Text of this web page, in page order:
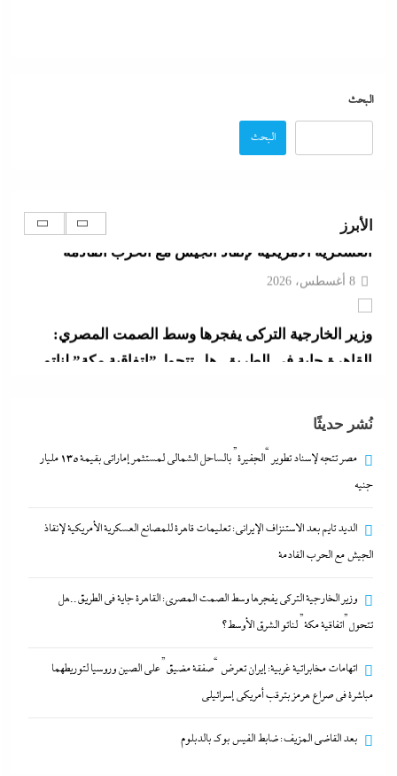
البحث
البحث
الأبرز
مصر تتجه لإسناد تطوير “الجفيرة” بالساحل الشمالي
لمستثمر إماراتي بقيمة 135 مليار جنيه
8 أغسطس، 2026
العسكرية الأمريكية لإنقاذ الجيش مع الحرب القادمة
وزير الخارجية التركى يفجرها وسط الصمت المصري:
القاهرة جاية في الطريق..هل تتحول”اتفاقية مكة” لناتو
اتهامات مخابراتية غربية: إيران تعرض “صفقة مضيق”
على الصين وروسيا لتوريطهما مباشرة في صراع هرمز
8 أغسطس، 2026
لمستثمر إماراتي بقيمة 135 مليار جنيه
الديد تايم بعد الاستنزاف الإيرانى: تعليمات قاهرة للمصانع
نُشر حديثًا
مصر تتجه لإسناد تطوير “الجفيرة” بالساحل الشمالي لمستثمر إماراتي بقيمة 135 مليار
جنيه
الديد تايم بعد الاستنزاف الإيرانى: تعليمات قاهرة للمصانع العسكرية الأمريكية لإنقاذ
الجيش مع الحرب القادمة
وزير الخارجية التركى يفجرها وسط الصمت المصري: القاهرة جاية في الطريق..هل
تتحول”اتفاقية مكة” لناتو الشرق الأوسط؟
اتهامات مخابراتية غربية: إيران تعرض “صفقة مضيق” على الصين وروسيا لتوريطهما
مباشرة في صراع هرمز بترقب أمريكي إسرائيلى
بعد القاضي المزيف: ضابط الفيس بوك بالدبلوم